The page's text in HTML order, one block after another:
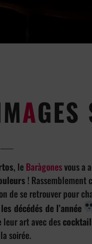
A
, le Baràgonesvous a
! Rassemblement
de se retrouver pour
décédés de l’année
art avec des
soirée.